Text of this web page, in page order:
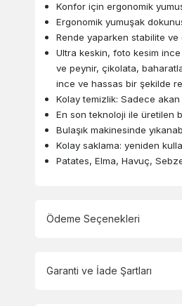
Konfor için ergonomik
Ergonomik yumuşak
Rende yaparken stabilite
Ultra keskin, foto kesim
ve peynir, çikolata,
ince ve hassas bir şekilde
Kolay temizlik: Sadece akan
En son teknoloji ile üretilen
Bulaşık makinesinde
Kolay saklama: yeniden
Patates, Elma, Havuç,
Ödeme Seçenekleri
Garanti ve İade Şartları